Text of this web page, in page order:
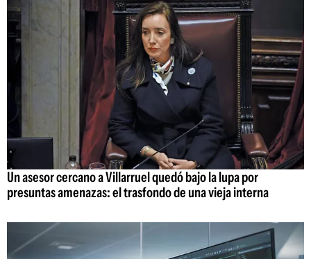
Un asesor cercano a Villarruel quedó bajo la lupa por
presuntas amenazas: el trasfondo de una vieja interna